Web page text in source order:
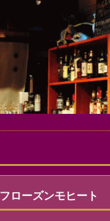
ローズンモヒート